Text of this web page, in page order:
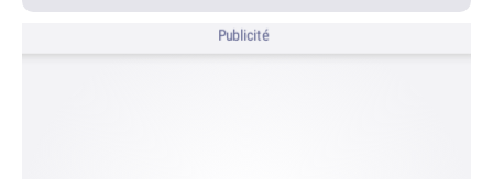
Publicité